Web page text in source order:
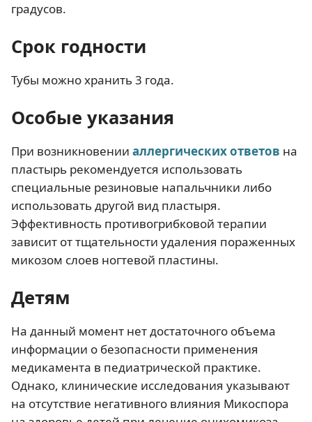
градусов.
Срок годности
Тубы можно хранить 3 года.
Особые указания
При возникновении аллергических ответов на
пластырь рекомендуется использовать
специальные резиновые напальчники либо
использовать другой вид пластыря.
Эффективность противогрибковой терапии
зависит от тщательности удаления пораженных
микозом слоев ногтевой пластины.
Детям
На данный момент нет достаточного объема
информации о безопасности применения
медикамента в педиатрической практике.
Однако, клинические исследования указывают
на отсутствие негативного влияния Микоспора